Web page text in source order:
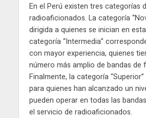
En el Perú existen tres categorías
radioaficionados. La categoría
dirigida a quienes se inician en
categoría “Intermedia”
con mayor experiencia, quienes
número más amplio de bandas de
Finalmente, la categoría
para quienes han alcanzado un
pueden operar en todas las
el servicio de radioaficionados.